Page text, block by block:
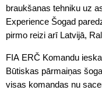
braukšanas tehniku uz
Experience Šogad
pirmo reizi arī Latvijā,
FIA ERČ Komandu
Būtiskas pārmaiņas
visas komandas nu